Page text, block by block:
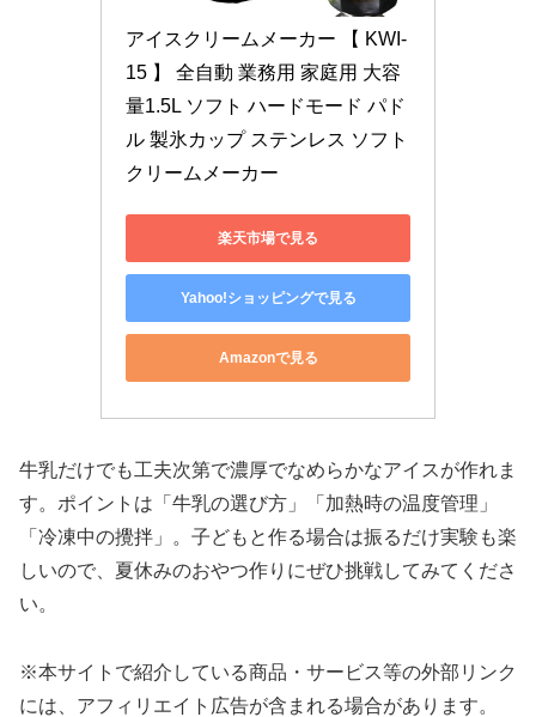
アイスクリームメーカー 【 KWI-
15 】 全自動 業務用 家庭用 大容
量1.5L ソフト ハードモード パド
ル 製氷カップ ステンレス ソフト
クリームメーカー
楽天市場で見る
Yahoo!ショッピングで見る
Amazonで見る
牛乳だけでも工夫次第で濃厚でなめらかなアイスが作れま
す。ポイントは「牛乳の選び方」「加熱時の温度管理」
「冷凍中の攪拌」。子どもと作る場合は振るだけ実験も楽
しいので、夏休みのおやつ作りにぜひ挑戦してみてくださ
い。
※本サイトで紹介している商品・サービス等の外部リンク
には、アフィリエイト広告が含まれる場合があります。